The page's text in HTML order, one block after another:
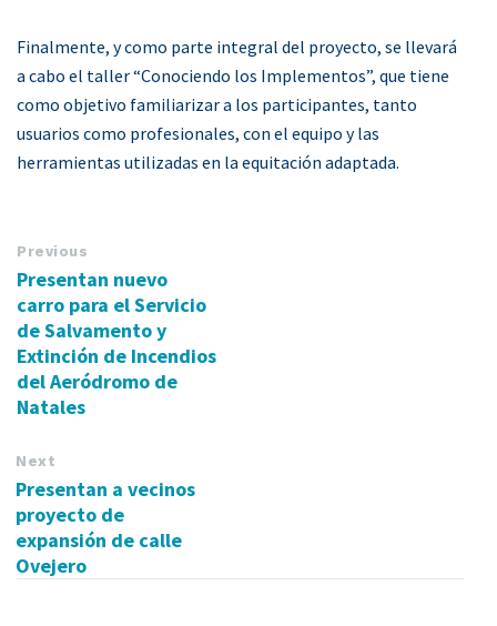
Finalmente, y como parte integral del proyecto, se llevará
a cabo el taller “Conociendo los Implementos”, que tiene
como objetivo familiarizar a los participantes, tanto
usuarios como profesionales, con el equipo y las
herramientas utilizadas en la equitación adaptada.
Previous
Presentan nuevo
carro para el Servicio
de Salvamento y
Extinción de Incendios
del Aeródromo de
Natales
Next
Presentan a vecinos
proyecto de
expansión de calle
Ovejero